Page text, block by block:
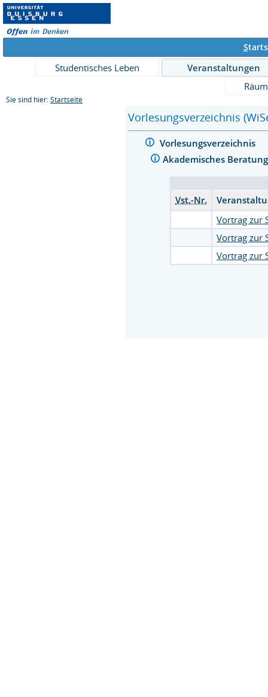
S
Studentisches Leben
Veranstaltungen
Sie sind hier: Startseite
Vorlesungsverzeichnis
Vorlesungsverzeichnis
Akademisches
Vst.-Nr.
Vortrag zur
Vortrag zur
Vortrag zur